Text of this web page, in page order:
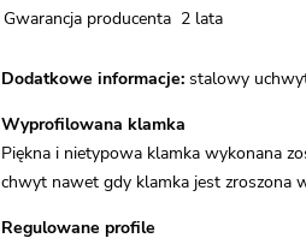
Gwarancja producenta 2 lata
Dodatkowe informacje: stalowy
Wyprofilowana klamka
Piękna i nietypowa klamka wykonana
chwyt nawet gdy klamka jest zroszona
Regulowane profile